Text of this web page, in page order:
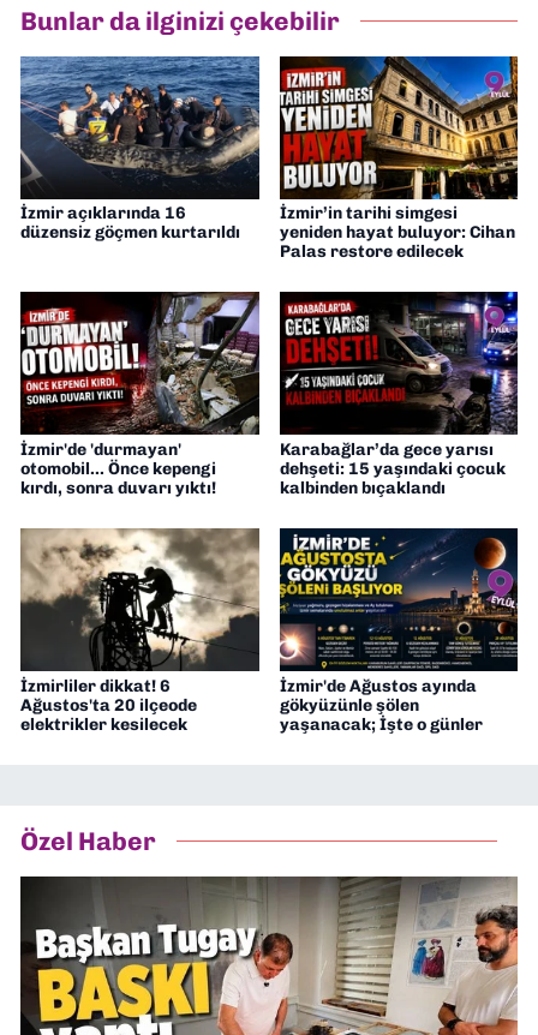
Bunlar da ilginizi çekebilir
İzmir açıklarında 16
düzensiz göçmen kurtarıldı
İzmir’in tarihi simgesi
yeniden hayat buluyor: Cihan
Palas restore edilecek
İzmir'de 'durmayan'
otomobil... Önce kepengi
kırdı, sonra duvarı yıktı!
Karabağlar’da gece yarısı
dehşeti: 15 yaşındaki çocuk
kalbinden bıçaklandı
İzmirliler dikkat! 6
Ağustos'ta 20 ilçeode
elektrikler kesilecek
İzmir'de Ağustos ayında
gökyüzünle şölen
yaşanacak; İşte o günler
Özel Haber